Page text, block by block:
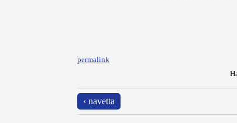
permalink
‹ navetta